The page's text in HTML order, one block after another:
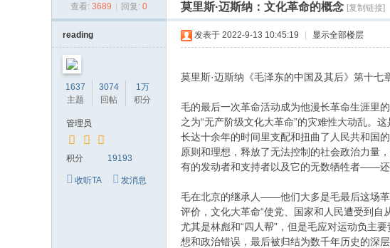
查看: 3689 回复: 0 莫里斯·迈斯纳：文化革命的概念 [复制链接]
reading
1637
主题
3074
回帖
1万
积分
管理员
积分 19193
收听TA 发消息
发表于 2022-9-13 10:45:19 显示全部楼层
莫里斯·迈斯纳《毛泽东的中国及其后》第十
毛的最后一次革命活动成为他漫长革命生涯里
之为“无产阶级文化大革命”的灾难性大动乱。
长达十余年的时间里支配和扭曲了人民共和国
原则和理想，释放了无法控制的社会政治力量
有的发动者和支持者以及它的无数牺牲者——还
毛在北京的继承人——他们大多是毛最后这场
评价，文化大革命“使党、国家和人民遭受到自
尤其是林彪和“四人帮”，但是毛应对运动负主
想和政治错误，最后被归结为数千年历史的深